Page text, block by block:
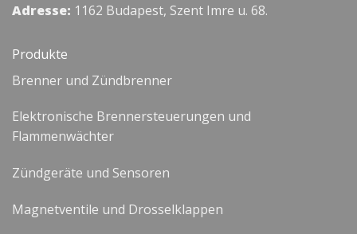
Adresse: 1162 Budapest, Szent Imre u. 68.
Produkte
Brenner und Zündbrenner
Elektronische Brennersteuerungen und
Flammenwächter
Zündgeräte und Sensoren
Magnetventile und Drosselklappen